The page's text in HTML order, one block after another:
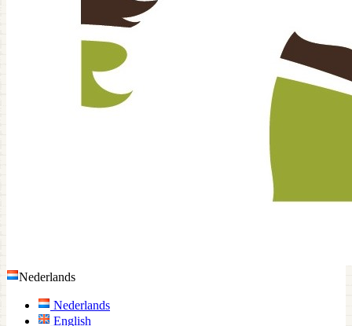
Nederlands
Nederlands
English